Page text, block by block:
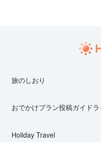
旅のしおり
おでかけプラン投稿ガイドラ
Holiday Travel